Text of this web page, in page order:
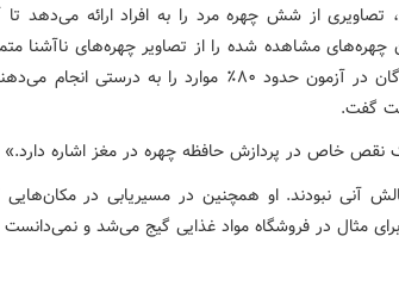
از شش چهره مرد را به افراد ارائه می‌دهد تا
مشاهده شده را از تصاویر چهره‌های ناآشنا
به طور متوسط، شرکت کنندگان در آزمون حدود ۸۰٪ موارد را به درستی
نقص خاص در پردازش حافظه چهره در مغز اشاره دارد.»
آنی نبودند. او همچنین در مسیریابی در مکان‌هایی
مثال در فروشگاه مواد غذایی گیج می‌شد و